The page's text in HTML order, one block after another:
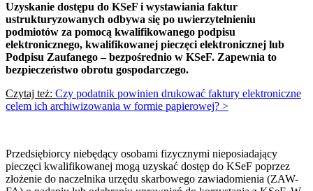
Uzyskanie dostępu do KSeF i wystawiania faktur
ustrukturyzowanych odbywa się po uwierzytelnieniu
podmiotów za pomocą kwalifikowanego podpisu
elektronicznego, kwalifikowanej pieczęci elektronicznej lub
Podpisu Zaufanego – bezpośrednio w KSeF. Zapewnia to
bezpieczeństwo obrotu gospodarczego.
Czytaj też: Czy podatnik powinien drukować faktury elektroniczne
celem ich archiwizowania w formie papierowej? >
Przedsiębiorcy niebędący osobami fizycznymi nieposiadający
pieczęci kwalifikowanej mogą uzyskać dostęp do KSeF poprzez
złożenie do naczelnika urzędu skarbowego zawiadomienia (ZAW-